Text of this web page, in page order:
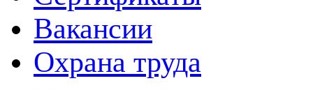
Вакансии
Охрана труда